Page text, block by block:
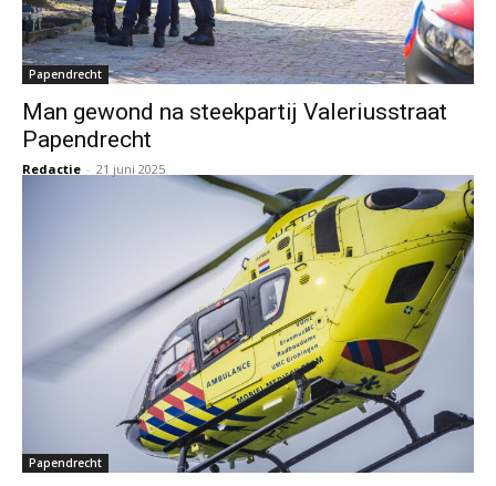
Papendrecht
Man gewond na steekpartij Valeriusstraat
Papendrecht
Redactie - 21 juni 2025
Papendrecht